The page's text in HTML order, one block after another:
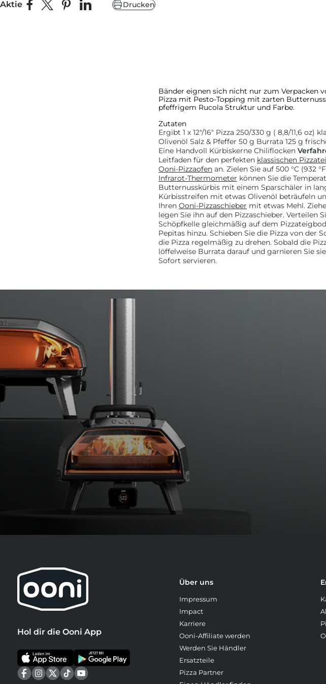
Aktie Auf Facebook teilen
Teilen auf X
Auf Pinterest pinnen
Auf LinkedIn teilen
Drucken
Bänder eignen sich nicht nur zum Verpacken
Pizza mit Pesto-Topping mit zarten
pfeffrigem Rucola Struktur und Farbe.
Zutaten
Ergibt 1 x 12"/16" Pizza 250/330 g ( 8,8/11,6 oz)
Olivenöl Salz & Pfeffer 50 g Burrata 125 g
Eine Handvoll Kürbiskerne Chiliflocken
Leitfaden für den perfekten klassischen
Ooni-Pizzaofen an. Zielen Sie auf 500 °C (932
Infrarot-Thermometer können Sie die
Butternusskürbis mit einem Sparschäler in
Kürbisstreifen mit etwas Olivenöl beträufeln
Ihren Ooni-Pizzaschieber mit etwas Mehl.
legen Sie ihn auf den Pizzaschieber. Verteilen
Schöpfkelle gleichmäßig auf dem
Pepitas hinzu. Schieben Sie die Pizza von der
die Pizza regelmäßig zu drehen. Sobald die
löffelweise Burrata darauf und garnieren Sie
Sofort servieren.
Hol dir die Ooni App
Über uns
Impressum
Impact
Karriere
Ooni-Affiliate werden
Werden Sie Händler
Ersatzteile
Pizza Partner